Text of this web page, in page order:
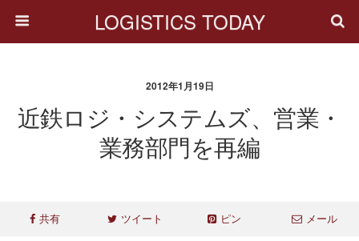
LOGISTICS TODAY
2012年1月19日
近鉄ロジ・システムズ、営業・
業務部門を再編
共有 ツイート ピン メール